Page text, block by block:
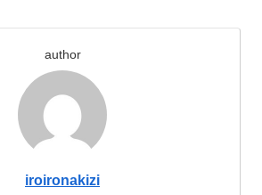
author
iroironakizi